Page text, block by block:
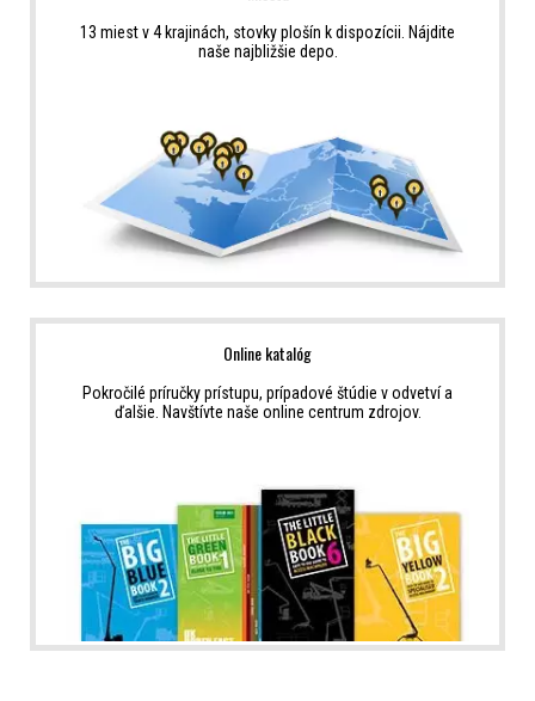
13 miest v 4 krajinách, stovky plošín k dispozícii. Nájdite
naše najbližšie depo.
Online katalóg
Pokročilé príručky prístupu, prípadové štúdie v odvetví a
ďalšie. Navštívte naše online centrum zdrojov.